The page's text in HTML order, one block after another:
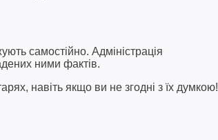
самостійно. Адміністрація
ними фактів.
навіть якщо ви не згодні з їх думкою!